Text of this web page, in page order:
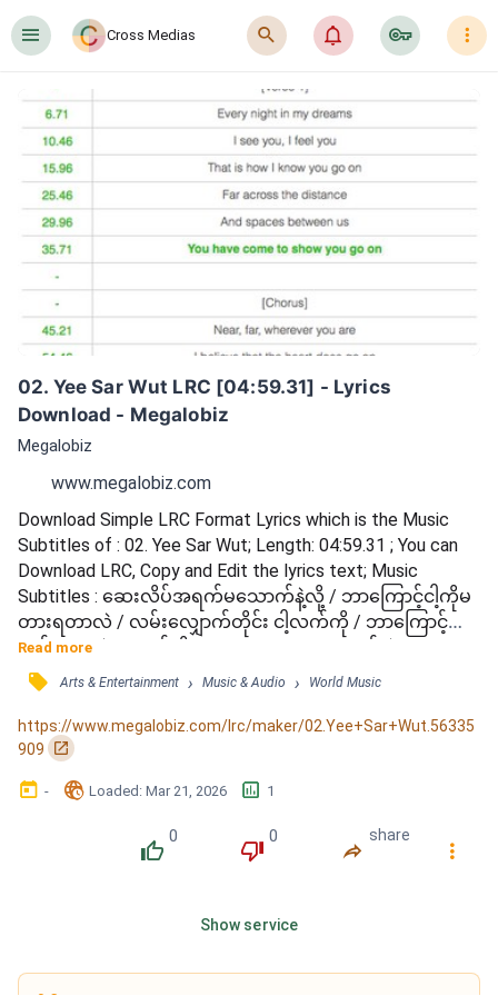
󰍜 Cross Medias 󰍉 󰂜 󰷖 󰇙
02. Yee Sar Wut LRC [04:59.31] - Lyrics
Download - Megalobiz
Megalobiz
www.megalobiz.com
Download Simple LRC Format Lyrics which is the Music
Subtitles of : 02. Yee Sar Wut; Length: 04:59.31 ; You can
Download LRC, Copy and Edit the lyrics text; Music
Subtitles : ဆေးလိပ်အရက်မသောက်နဲ့လို့ / ဘာကြောင့်ငါ့ကိုမ
တားရတာလဲ / လမ်းလျှောက်တိုင်း ငါ့လက်ကို / ဘာကြောင့်တွဲဖို့
ရှက်ရတာလဲ / သဝန်တိုစရာတွေ / တွေ့တော့လည်းပဲ / ဘာမှ
မင်းမပြောဘူးကွယ် / အခါခါကတိများလည်း / မတောင်းတတ်
ခဲ့ဘူး / ဆေးလိပ်အရက်မသောက်နဲ့လို့ / ဘာကြောင့်ငါ့ကိုမတား
ရတာလဲ / လမ်းလျှောက်တိုင်း ငါ့လက်ကို / ဘာကြောင့်တွဲဖို့ရှက်
ရတာလဲ / သဝန်တို...
Read more
󰓹 Arts & Entertainment › Music & Audio › World Music
https://www.megalobiz.com/lrc/maker/02.Yee+Sar+Wut.56335
909
󰏌
󰃶 - 󱉊 Loaded: Mar 21, 2026 󱕎 1
󰔔
0
󰔒
0
󰤲
share
󰇙
Show service